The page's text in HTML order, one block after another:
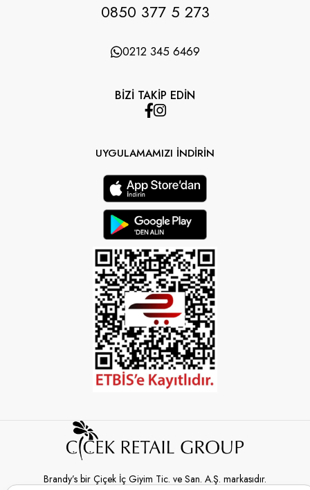
0850 377 5 273
0212 345 6469
BİZİ TAKİP EDİN
UYGULAMAMIZI İNDİRİN
Brandy’s bir Çiçek İç Giyim Tic. ve San. A.Ş. markasıdır.